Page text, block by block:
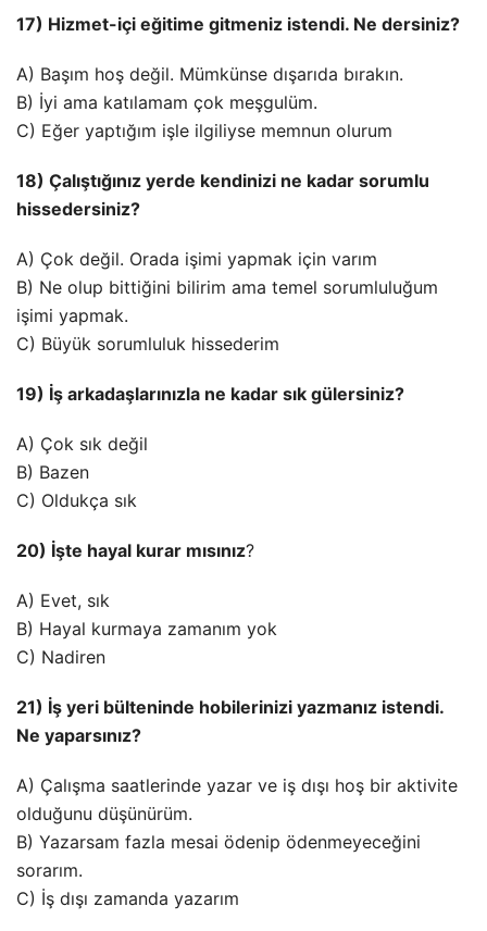
17) Hizmet-içi eğitime gitmeniz istendi. Ne dersiniz?
A) Başım hoş değil. Mümkünse dışarıda bırakın.
B) İyi ama katılamam çok meşgulüm.
C) Eğer yaptığım işle ilgiliyse memnun olurum
18) Çalıştığınız yerde kendinizi ne kadar sorumlu
hissedersiniz?
A) Çok değil. Orada işimi yapmak için varım
B) Ne olup bittiğini bilirim ama temel sorumluluğum
işimi yapmak.
C) Büyük sorumluluk hissederim
19) İş arkadaşlarınızla ne kadar sık gülersiniz?
A) Çok sık değil
B) Bazen
C) Oldukça sık
20) İşte hayal kurar mısınız?
A) Evet, sık
B) Hayal kurmaya zamanım yok
C) Nadiren
21) İş yeri bülteninde hobilerinizi yazmanız istendi.
Ne yaparsınız?
A) Çalışma saatlerinde yazar ve iş dışı hoş bir aktivite
olduğunu düşünürüm.
B) Yazarsam fazla mesai ödenip ödenmeyeceğini
sorarım.
C) İş dışı zamanda yazarım